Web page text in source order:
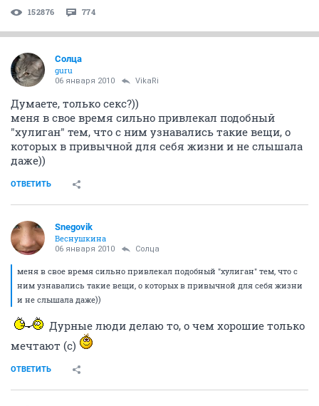
152876 774
Солца
guru
06 января 2010 VikaRi
Думаете, только секс?))
меня в свое время сильно привлекал подобный
"хулиган" тем, что с ним узнавались такие вещи, о
которых в привычной для себя жизни и не слышала
даже))
ОТВЕТИТЬ
Snegovik
Веснушкина
06 января 2010 Солца
меня в свое время сильно привлекал подобный "хулиган" тем, что с
ним узнавались такие вещи, о которых в привычной для себя жизни
и не слышала даже))
Дурные люди делаю то, о чем хорошие только
мечтают (с)
ОТВЕТИТЬ